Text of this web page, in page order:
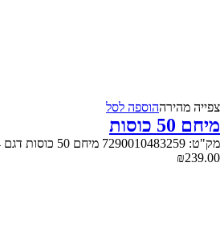
צפייה‬ ‫מהירה‬הוספה לסל
מיחם 50 כוסות
מק"ט: 7290010483259 מיחם 50 כוסות דגם ATL-114
₪239.00